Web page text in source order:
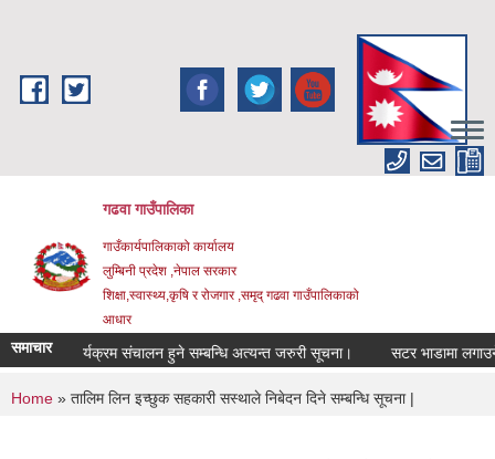
गढवा गाउँपालिका
गाउँकार्यपालिकाको कार्यालय
लुम्बिनी प्रदेश ,नेपाल सरकार
शिक्षा,स्वास्थ्य,कृषि र रोजगार ,समृद् गढवा गाउँपालिकाको
आधार
समाचार
सुनुवाई कार्यक्रम संचालन हुने सम्बन्धि अत्यन्त जरुरी सूचना। सटर भाडामा लगाउने
You are here
Home » तालिम लिन इच्छुक सहकारी सस्थाले निबेदन दिने सम्बन्धि सूचना |